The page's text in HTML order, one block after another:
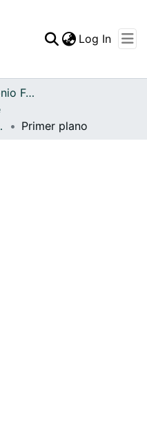
Log In
Archivo del Patrimonio Fotográfico y Fílmico del Valle del Cauca
Primer plano